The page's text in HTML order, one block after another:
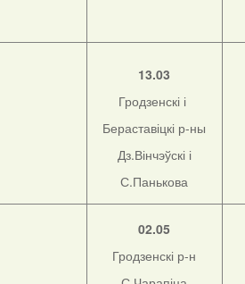
13.03
Гродзенскі і
Бераставіцкі р-ны
Дз.Вінчэўскі і
С.Панькова
02.05
Гродзенскі р-н